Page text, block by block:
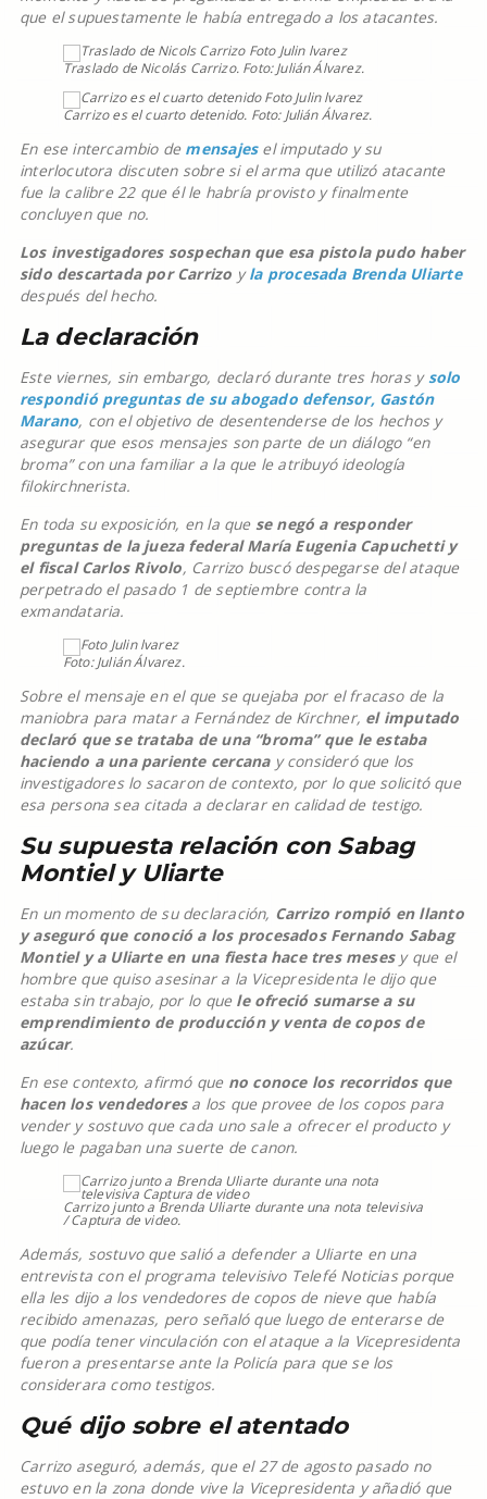
que el supuestamente le había entregado a los atacantes.
Traslado de Nicolás Carrizo. Foto: Julián Álvarez.
Carrizo es el cuarto detenido. Foto: Julián Álvarez.
En ese intercambio de mensajesel imputado y su
interlocutora discuten sobre si el arma que utilizó atacante
fue la calibre 22 que él le habría provisto y finalmente
concluyen que no.
Los investigadores sospechan que esa pistola pudo haber
sido descartada por Carrizo yla procesada Brenda Uliarte
después del hecho.
La declaración
Este viernes, sin embargo, declaró durante tres horas ysolo
respondió preguntas de su abogado defensor, Gastón
Marano, con el objetivo de desentenderse de los hechos y
asegurar que esos mensajes son parte de un diálogo “en
broma” con una familiar a la que le atribuyó ideología
filokirchnerista.
En toda su exposición, en la que se negó a responder
preguntas de la jueza federal María Eugenia Capuchetti y
el fiscal Carlos Rivolo, Carrizo buscó despegarse del ataque
perpetrado el pasado 1 de septiembre contra la
exmandataria.
Foto: Julián Álvarez.
Sobre el mensaje en el que se quejaba por el fracaso de la
maniobra para matar a Fernández de Kirchner, el imputado
declaró que se trataba de una “broma” que le estaba
haciendo a una pariente cercanay consideró que los
investigadores lo sacaron de contexto, por lo que solicitó que
esa persona sea citada a declarar en calidad de testigo.
Su supuesta relación con Sabag
Montiel y Uliarte
En un momento de su declaración, Carrizo rompió en llanto
y aseguró que conoció a los procesados Fernando Sabag
Montiel y a Uliarte en una fiesta hace tres mesesy que el
hombre que quiso asesinar a la Vicepresidenta le dijo que
estaba sin trabajo, por lo que le ofreció sumarse a su
emprendimiento de producción y venta de copos de
azúcar.
En ese contexto, afirmó que no conoce los recorridos que
hacen los vendedoresa los que provee de los copos para
vender y sostuvo que cada uno sale a ofrecer el producto y
luego le pagaban una suerte de canon.
Carrizo junto a Brenda Uliarte durante una nota televisiva
/ Captura de video.
Además, sostuvo que salió a defender a Uliarte en una
entrevista con el programa televisivo Telefé Noticias porque
ella les dijo a los vendedores de copos de nieve que había
recibido amenazas, pero señaló que luego de enterarse de
que podía tener vinculación con el ataque a la Vicepresidenta
fueron a presentarse ante la Policía para que se los
considerara como testigos.
Qué dijo sobre el atentado
Carrizo aseguró, además, que el 27 de agosto pasado no
estuvo en la zona donde vive la Vicepresidenta y añadió que